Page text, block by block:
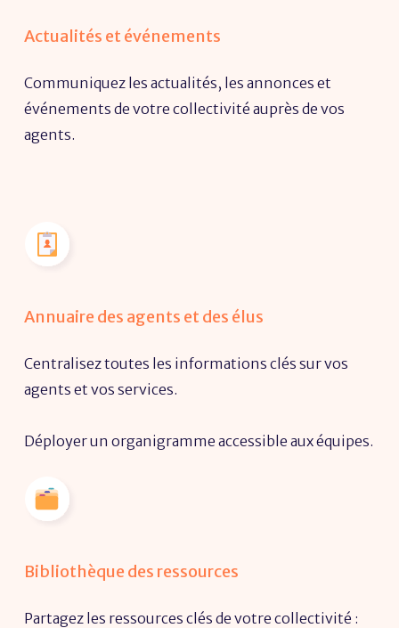
Actualités et événements
Communiquez les actualités, les annonces et
événements de votre collectivité auprès de vos
agents.
Annuaire des agents et des élus
Centralisez toutes les informations clés sur vos
agents et vos services.
Déployer un organigramme accessible aux équipes.
Bibliothèque des ressources
Partagez les ressources clés de votre collectivité :